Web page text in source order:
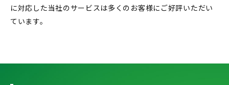
に対応した当社のサービスは多くのお客様にご好評いただい
ています。